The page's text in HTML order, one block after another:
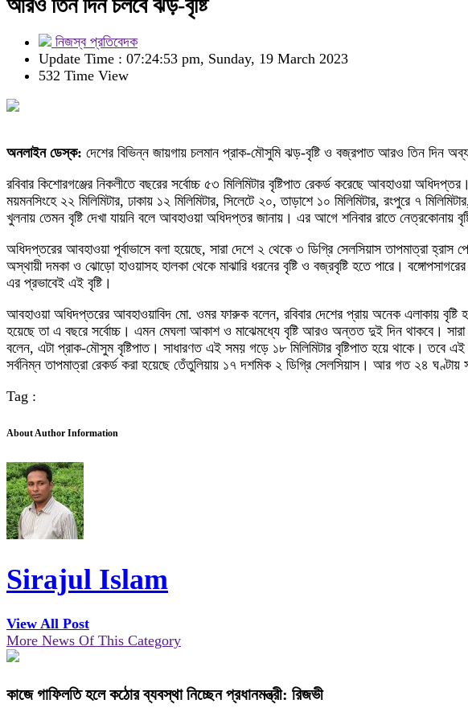
আরও তিন দিন চলবে ঝড়-বৃষ্টি
নিজস্ব প্রতিবেদক
Update Time : 07:24:53 pm, Sunday, 19 March 2023
532 Time View
অনলাইন ডেস্ক: দেশের বিভিন্ন জায়গায় চলমান প্রাক-মৌসুমি ঝড়-বৃষ্টি ও বজ্রপাত আরও তিন দিন
রবিবার কিশোরগঞ্জের নিকলীতে বছরের সর্বোচ্চ ৫৩ মিলিমিটার বৃষ্টিপাত রেকর্ড করেছে আবহাওয়া
ময়মনসিংহে ২২ মিলিমিটার, ঢাকায় ১২ মিলিমিটার, সিলেটে ২০, তাড়াশে ১০ মিলিমিটার, রংপুরে ৭
খুলনায় তেমন বৃষ্টি দেখা যায়নি বলে আবহাওয়া অধিদপ্তর জানায়। এর আগে শনিবার রাতে নেত্রকোনায়
অধিদপ্তরের আবহাওয়া পূর্বাভাসে বলা হয়েছে, সারা দেশে ২ থেকে ৩ ডিগ্রি সেলসিয়াস তাপমাত্রা
অস্থায়ী দমকা ও ঝোড়ো হাওয়াসহ হালকা থেকে মাঝারি ধরনের বৃষ্টি ও বজ্রবৃষ্টি হতে পারে।
এর প্রভাবেই এই বৃষ্টি।
আবহাওয়া অধিদপ্তরের আবহাওয়াবিদ মো. ওমর ফারুক বলেন, রবিবার দেশের প্রায় অনেক এলাকায় বৃষ্টি
হয়েছে তা এ বছরে সর্বোচ্চ। এমন মেঘলা আকাশ ও মাঝেমধ্যে বৃষ্টি আরও অন্তত দুই দিন থাকবে।
বলেন, এটা প্রাক-মৌসুম বৃষ্টিপাত। সাধারণত এই সময় গড়ে ১৮ মিলিমিটার বৃষ্টিপাত হয়ে থাকে। তবে এই
সর্বনিম্ন তাপমাত্রা রেকর্ড করা হয়েছে তেঁতুলিয়ায় ১৭ দশমিক ২ ডিগ্রি সেলসিয়াস। আর গত ২৪ ঘণ্টায়
Tag :
About Author Information
Sirajul Islam
View All Post
More News Of This Category
কাজে গাফিলতি হলে কঠোর ব্যবস্থা নিচ্ছেন প্রধানমন্ত্রী: রিজভী